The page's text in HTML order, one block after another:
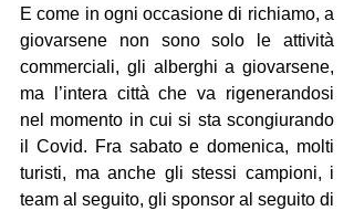
E come in ogni occasione di richiamo, a
giovarsene non sono solo le attività
commerciali, gli alberghi a giovarsene,
ma l’intera città che va rigenerandosi
nel momento in cui si sta scongiurando
il Covid. Fra sabato e domenica, molti
turisti, ma anche gli stessi campioni, i
team al seguito, gli sponsor al seguito di